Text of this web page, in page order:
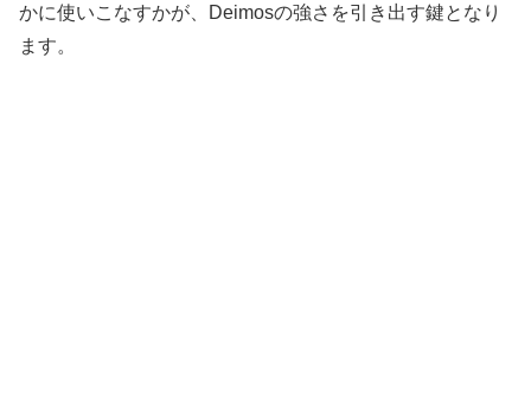
かに使いこなすかが、Deimosの強さを引き出す鍵となり
ます。